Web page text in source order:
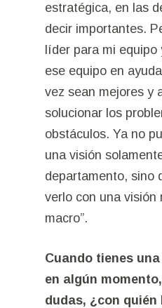
estratégica, en las
decir importantes.
líder para mi
ese equipo en
vez sean mejores y
solucionar los
obstáculos. Ya no
una visión
departamento, sino
verlo con una visión
macro”.
Cuando tienes
en algún
dudas, ¿con